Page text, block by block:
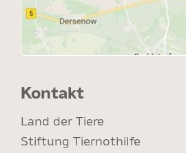
Kontakt
Land der Tiere
Stiftung Tiernothilfe